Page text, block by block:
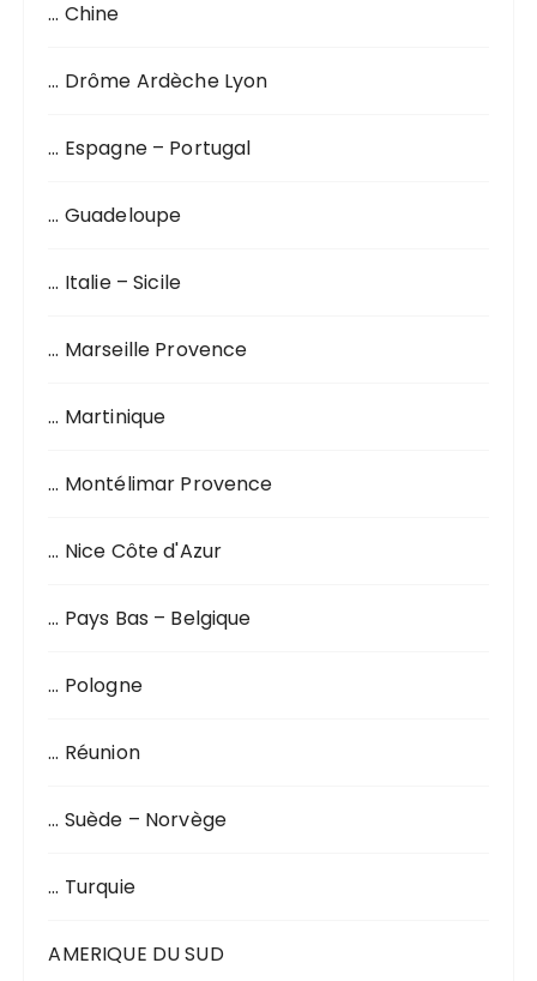
e
… Chine
… Drôme Ardèche Lyon
… Espagne – Portugal
… Guadeloupe
… Italie – Sicile
… Marseille Provence
… Martinique
… Montélimar Provence
… Nice Côte d'Azur
… Pays Bas – Belgique
… Pologne
… Réunion
… Suède – Norvège
… Turquie
AMERIQUE DU SUD